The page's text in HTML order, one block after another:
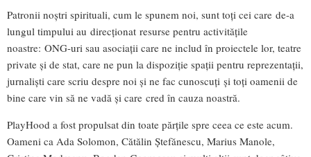
Patronii noștri spirituali, cum le spunem noi, sunt toți cei care de-a
lungul timpului au direcționat resurse pentru activitățile
noastre: ONG-uri sau asociații care ne includ în proiectele lor, teatre
private și de stat, care ne pun la dispoziție spații pentru reprezentații,
jurnaliști care scriu despre noi și ne fac cunoscuți și toți oamenii de
bine care vin să ne vadă și care cred în cauza noastră.
PlayHood a fost propulsat din toate părțile spre ceea ce este acum.
Oameni ca Ada Solomon, Cătălin Ștefănescu, Marius Manole,